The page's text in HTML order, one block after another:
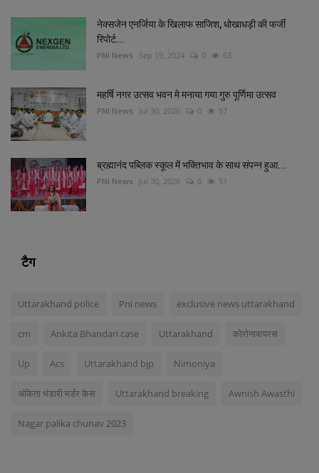
नेक्सजेन एनर्जिया के खिलाफ साजिश, धोखाधड़ी की फर्जी
रिपोर्ट...
PNI News Sep 19, 2024 0 63
महर्षि नगर उत्सव भवन मे मनाया गया गुरु पूर्णिमा उत्सव
PNI News Jul 30, 2026 0 57
ब्रह्मानंद पब्लिक स्कूल में भक्तिभाव के साथ संपन्न हुआ...
PNI News Jul 30, 2026 0 51
टैग
Uttarakhand police Pni news exclusive news uttarakhand
cm Ankita Bhandari case Uttarakhand कोरोनावायरस
Up Acs Uttarakhand bjp Nimoniya
अंकिता भंडारी मर्डर केस Uttarakhand breaking Awnish Awasthi
Nagar palika chunav 2023